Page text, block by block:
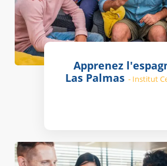
Apprenez
Las Palmas - Institut